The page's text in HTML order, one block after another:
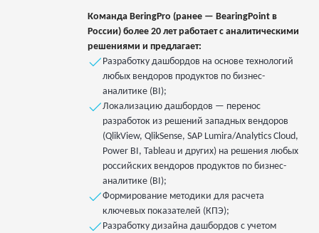
Команда BeringPro (ранее — BearingPoint в
России) более 20 лет работает с аналитическими
решениями и предлагает:
Разработку дашбордов на основе технологий
любых вендоров продуктов по бизнес-
аналитике (BI);
Локализацию дашбордов — перенос
разработок из решений западных вендоров
(QlikView, QlikSense, SAP Lumira/Analytics Cloud,
Power BI, Tableau и других) на решения любых
российских вендоров продуктов по бизнес-
аналитике (BI);
Формирование методики для расчета
ключевых показателей (КПЭ);
Разработку дизайна дашбордов с учетом